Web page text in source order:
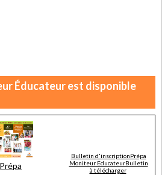
Éducateur est disponible
Bulletin d'inscriptionPrépa
Moniteur EducateurBulletin
à télécharger